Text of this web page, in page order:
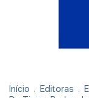
Início . Editoras .